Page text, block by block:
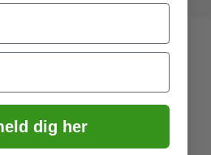
Vi tilbyder dansk support på
dig her